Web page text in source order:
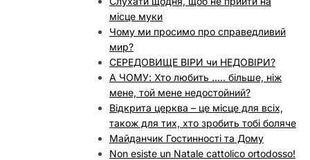
місце муки
Чому ми просимо про справедливий
мир?
СЕРЕДОВИЩЕ ВІРИ чи НЕДОВІРИ?
А ЧОМУ: Хто любить ….. більше, ніж
мене, той мене недостойний?
Відкрита церква – це місце для всіх,
також для тих, хто зробить тобі боляче
Майданчик Гостинності та Дому
Non esiste un Natale cattolico ortodosso!